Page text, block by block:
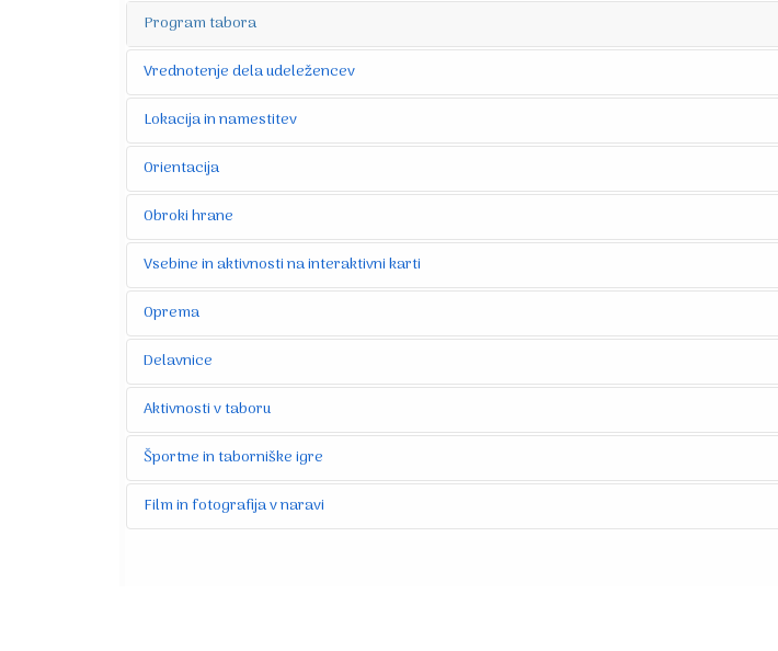
Program tabora
Vrednotenje dela udeležencev
Lokacija in namestitev
Orientacija
Obroki hrane
Vsebine in aktivnosti na interaktivni karti
Oprema
Delavnice
Aktivnosti v taboru
Športne in taborniške igre
Film in fotografija v naravi